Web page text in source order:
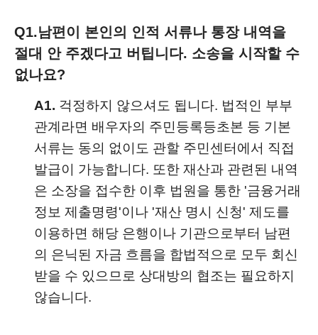
Q1.남편이 본인의 인적 서류나 통장 내역을
절대 안 주겠다고 버팁니다. 소송을 시작할 수
없나요?
A1. 걱정하지 않으셔도 됩니다. 법적인 부부
관계라면 배우자의 주민등록등초본 등 기본
서류는 동의 없이도 관할 주민센터에서 직접
발급이 가능합니다. 또한 재산과 관련된 내역
은 소장을 접수한 이후 법원을 통한 '금융거래
정보 제출명령'이나 '재산 명시 신청' 제도를
이용하면 해당 은행이나 기관으로부터 남편
의 은닉된 자금 흐름을 합법적으로 모두 회신
받을 수 있으므로 상대방의 협조는 필요하지
않습니다.